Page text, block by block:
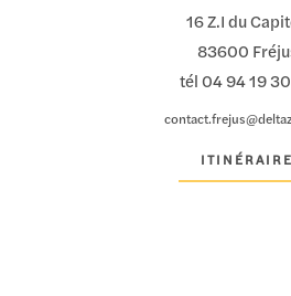
16 Z.I du
83600
tél04 94 19
ITINÉRAIRE